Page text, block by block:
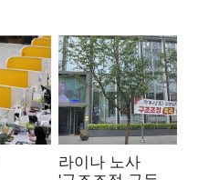
라이나 노사